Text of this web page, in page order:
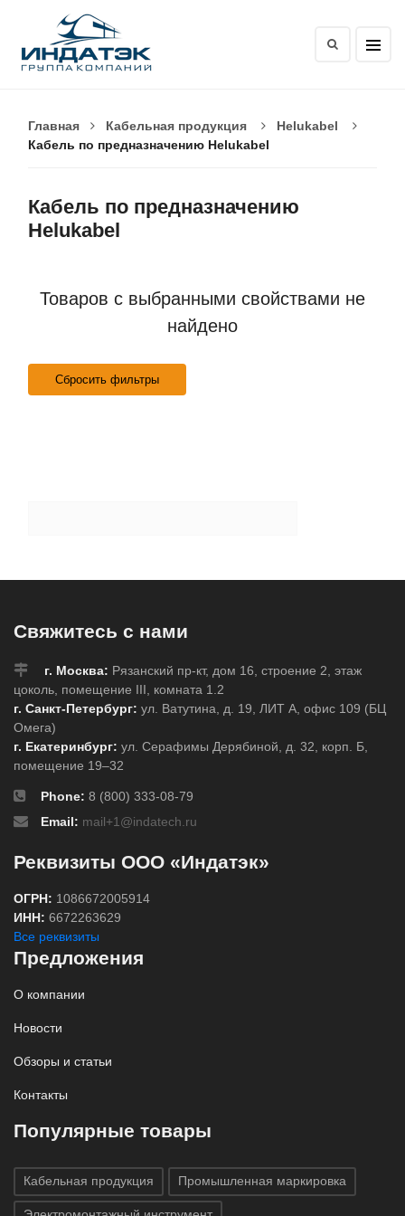
Главная Кабельная продукция
Helukabel
Кабель по предназначению Helukabel
Кабель по предназначению
Helukabel
Товаров с выбранными свойствами не
найдено
Сбросить фильтры
Свяжитесь с нами
г. Москва: Рязанский пр-кт, дом 16, строение 2, этаж
цоколь, помещение III, комната 1.2
г. Санкт-Петербург: ул. Ватутина, д. 19, ЛИТ А, офис 109 (БЦ
Омега)
г. Екатеринбург: ул. Серафимы Дерябиной, д. 32, корп. Б,
помещение 19–32
Phone: 8 (800) 333-08-79
Email: mail+1@indatech.ru
Реквизиты ООО «Индатэк»
ОГРН: 1086672005914
ИНН: 6672263629
Все реквизиты
Предложения
О компании
Новости
Обзоры и статьи
Контакты
Популярные товары
Кабельная продукция Промышленная маркировка